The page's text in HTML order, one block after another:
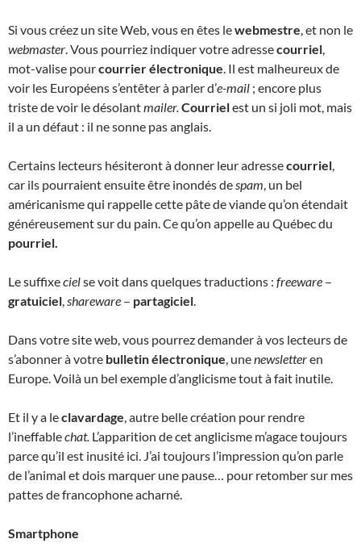
Si vous créez un site Web, vous en êtes lewebmestre, et non le
webmaster. Vous pourriez indiquer votre adressecourriel,
mot-valise pourcourrier électronique. Il est malheureux de
voir les Européens s’entêter à parler d’e-mail ; encore plus
triste de voir le désolantmailer.Courrielest un si joli mot, mais
il a un défaut : il ne sonne pas anglais.
Certains lecteurs hésiteront à donner leur adressecourriel,
car ils pourraient ensuite être inondés despam, un bel
américanisme qui rappelle cette pâte de viande qu’on étendait
généreusement sur du pain. Ce qu’on appelle au Québec du
pourriel.
Le suffixecielse voit dans quelques traductions : freeware –
gratuiciel,shareware – partagiciel.
Dans votre site web, vous pourrez demander à vos lecteurs de
s’abonner à votre bulletin électronique, unenewsletteren
Europe. Voilà un bel exemple d’anglicisme tout à fait inutile.
Et il y a leclavardage, autre belle création pour rendre
l’ineffablechat. L’apparition de cet anglicisme m’agace toujours
parce qu’il est inusité ici. J’ai toujours l’impression qu’on parle
de l’animal et dois marquer une pause… pour retomber sur mes
pattes de francophone acharné.
Smartphone